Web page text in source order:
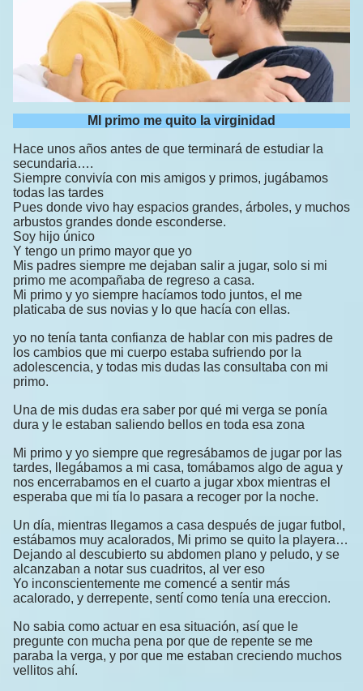
MI primo me quito la virginidad
Hace unos años antes de que terminará de estudiar la
secundaria….
Siempre convivía con mis amigos y primos, jugábamos
todas las tardes
Pues donde vivo hay espacios grandes, árboles, y muchos
arbustos grandes donde esconderse.
Soy hijo único
Y tengo un primo mayor que yo
Mis padres siempre me dejaban salir a jugar, solo si mi
primo me acompañaba de regreso a casa.
Mi primo y yo siempre hacíamos todo juntos, el me
platicaba de sus novias y lo que hacía con ellas.
yo no tenía tanta confianza de hablar con mis padres de
los cambios que mi cuerpo estaba sufriendo por la
adolescencia, y todas mis dudas las consultaba con mi
primo.
Una de mis dudas era saber por qué mi verga se ponía
dura y le estaban saliendo bellos en toda esa zona
Mi primo y yo siempre que regresábamos de jugar por las
tardes, llegábamos a mi casa, tomábamos algo de agua y
nos encerrabamos en el cuarto a jugar xbox mientras el
esperaba que mi tía lo pasara a recoger por la noche.
Un día, mientras llegamos a casa después de jugar futbol,
estábamos muy acalorados, Mi primo se quito la playera…
Dejando al descubierto su abdomen plano y peludo, y se
alcanzaban a notar sus cuadritos, al ver eso
Yo inconscientemente me comencé a sentir más
acalorado, y derrepente, sentí como tenía una ereccion.
No sabia como actuar en esa situación, así que le
pregunte con mucha pena por que de repente se me
paraba la verga, y por que me estaban creciendo muchos
vellitos ahí.